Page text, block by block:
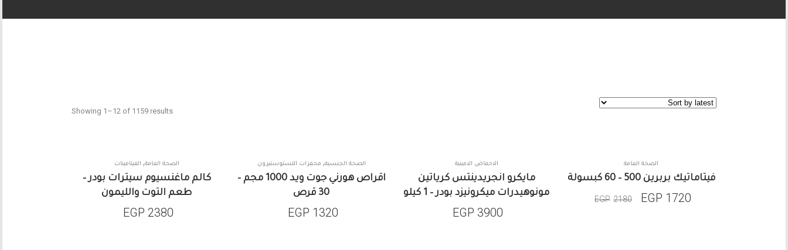
Showing 1–12 of 1159 results
الصحة العامة
فيتاماتيك بربرين 500 – 60 كبسولة
EGP 2180 EGP 1720
الاحماض الامينية
مايكرو انجريدينتس كرياتين
مونوهيدرات ميكرونيزد بودر – 1 كيلو
EGP 3900
الصحة الجنسية, محفزات التستوستيرون
اقراص هورني جوت ويد 1000 مجم –
30 قرص
EGP 1320
الصحة العامة, الفيتامينات
كالم ماغنسيوم سيترات بودر –
طعم التوت والليمون
EGP 2380